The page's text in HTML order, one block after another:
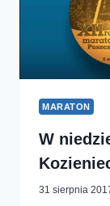
MARATON
W
31 sierpnia